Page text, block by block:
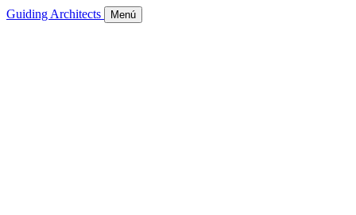
Guiding Architects Menú